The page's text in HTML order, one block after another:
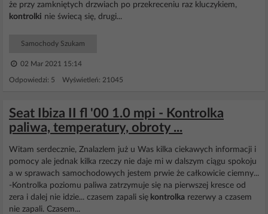
że przy zamkniętych drzwiach po przekreceniu raz kluczykiem,
kontrolki nie świecą się, drugi...
Samochody Szukam
02 Mar 2021 15:14
Odpowiedzi: 5 Wyświetleń: 21045
Seat Ibiza II fl '00 1.0 mpi - Kontrolka
paliwa, temperatury, obroty ...
Witam serdecznie, Znalazlem już u Was kilka ciekawych informacji i
pomocy ale jednak kilka rzeczy nie daje mi w dalszym ciągu spokoju
a w sprawach samochodowych jestem prwie że całkowicie ciemny...
-Kontrolka poziomu paliwa zatrzymuje się na pierwszej kresce od
zera i dalej nie idzie... czasem zapali się kontrolka rezerwy a czasem
nie zapali. Czasem...